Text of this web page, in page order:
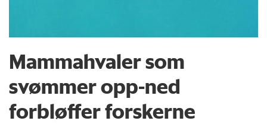
Mammahvaler som
svømmer opp-ned
forbløffer forskerne